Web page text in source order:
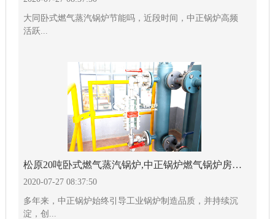
大同卧式燃气蒸汽锅炉节能吗，近段时间，中正锅炉高频
活跃...
松原20吨卧式燃气蒸汽锅炉,中正锅炉燃气锅炉房优势显著
2020-07-27 08:37:50
多年来，中正锅炉始终引导工业锅炉制造品质，并持续沉
淀，创...